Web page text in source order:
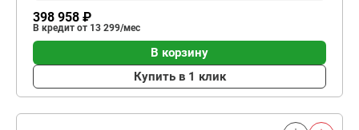
398 958 ₽
В кредит от 13 299/мес
В корзину
Купить в 1 клик